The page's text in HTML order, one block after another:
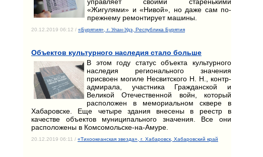
«Жигулями» и «Нивой», но даже сам по-
прежнему ремонтирует машины.
20.12.2019 06:12 / «Бурятия», г. Улан-Удэ, Республика Бурятия
Объектов культурного наследия стало больше
В этом году статус объекта культурного
наследия регионального значения
присвоен могиле Несвитского Н. Н., контр-
адмирала, участника Гражданской и
Великой Отечественной войн, который
расположен в мемориальном сквере в
Хабаровске. Еще четыре здания внесены в реестр в
качестве объектов муниципального значения. Все они
расположены в Комсомольске-на-Амуре.
20.12.2019 06:11 / «Тихоокеанская звезда», г. Хабаровск, Хабаровский край